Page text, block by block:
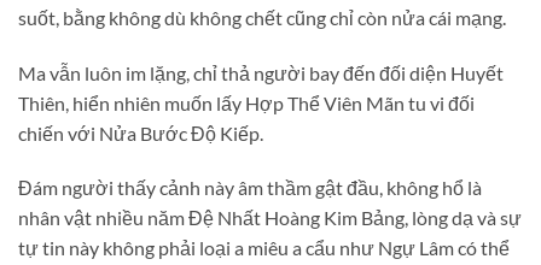
suốt, bằng không dù không chết cũng chỉ còn nửa cái mạng.
Ma vẫn luôn im lặng, chỉ thả người bay đến đối diện Huyết
Thiên, hiển nhiên muốn lấy Hợp Thể Viên Mãn tu vi đối
chiến với Nửa Bước Độ Kiếp.
Đám người thấy cảnh này âm thầm gật đầu, không hổ là
nhân vật nhiều năm Đệ Nhất Hoàng Kim Bảng, lòng dạ và sự
tự tin này không phải loại a miêu a cẩu như Ngự Lâm có thể